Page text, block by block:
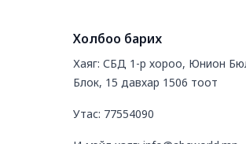
Холбоо барих
Хаяг: СБД 1-р хороо, Юнион
Блок, 15 давхар 1506 тоот
Утас: 77554090